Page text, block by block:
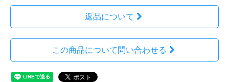
返品について
この商品について問い合わせる